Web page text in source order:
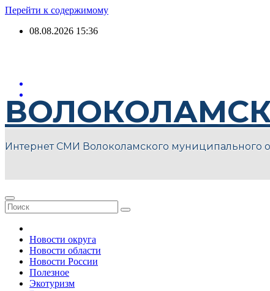
Перейти к содержимому
08.08.2026 15:36
Интернет СМИ Волоколамского муниципального
Новости округа
Новости области
Новости России
Полезное
Экотуризм